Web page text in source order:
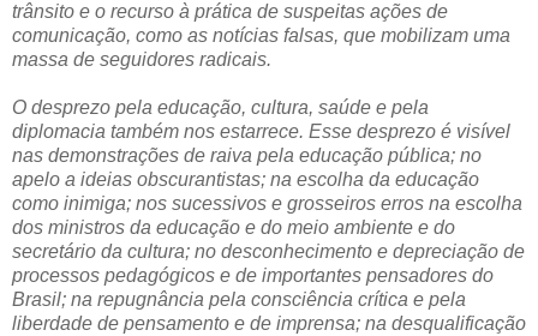
trânsito e o recurso à prática de suspeitas ações de
comunicação, como as notícias falsas, que mobilizam uma
massa de seguidores radicais.
O desprezo pela educação, cultura, saúde e pela
diplomacia também nos estarrece. Esse desprezo é visível
nas demonstrações de raiva pela educação pública; no
apelo a ideias obscurantistas; na escolha da educação
como inimiga; nos sucessivos e grosseiros erros na escolha
dos ministros da educação e do meio ambiente e do
secretário da cultura; no desconhecimento e depreciação de
processos pedagógicos e de importantes pensadores do
Brasil; na repugnância pela consciência crítica e pela
liberdade de pensamento e de imprensa; na desqualificação